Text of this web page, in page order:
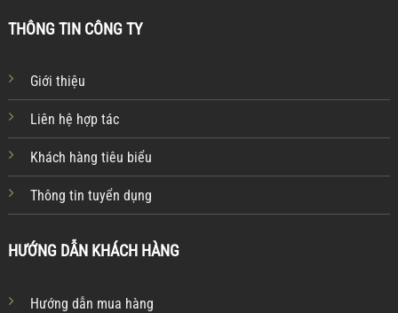
THÔNG TIN CÔNG TY
Giới thiệu
Liên hệ hợp tác
Khách hàng tiêu biểu
Thông tin tuyển dụng
HƯỚNG DẪN KHÁCH HÀNG
Hướng dẫn mua hàng